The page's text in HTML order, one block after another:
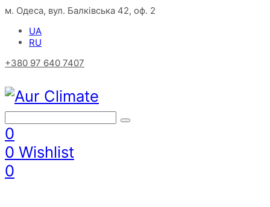
м. Одеса, вул. Балківська 42, оф. 2
UA
RU
+380 97 640 7407
0
0 Wishlist
0